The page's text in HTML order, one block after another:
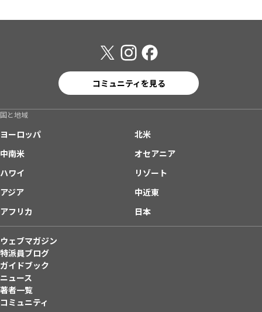
コミュニティを見る
国と地域
ヨーロッパ
北米
中南米
オセアニア
ハワイ
リゾート
アジア
中近東
アフリカ
日本
ウェブマガジン
特派員ブログ
ガイドブック
ニュース
著者一覧
コミュニティ